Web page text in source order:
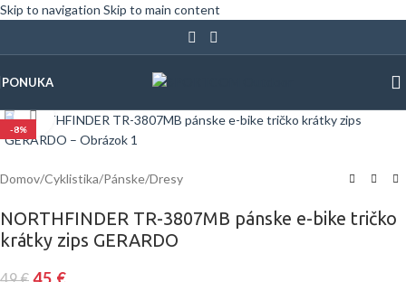
Skip to navigation Skip to main content
PONUKA
-8%
Klinite pre zväčšenie
Domov/Cyklistika/Pánske/Dresy
NORTHFINDER TR-3807MB pánske e-bike tričko
krátky zips GERARDO